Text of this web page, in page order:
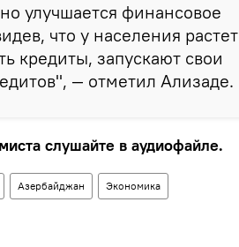
улучшается финансовое
что у населения растет
кредиты, запускают свои
— отметил Ализаде.
слушайте в аудиофайле.
Азербайджан Экономика